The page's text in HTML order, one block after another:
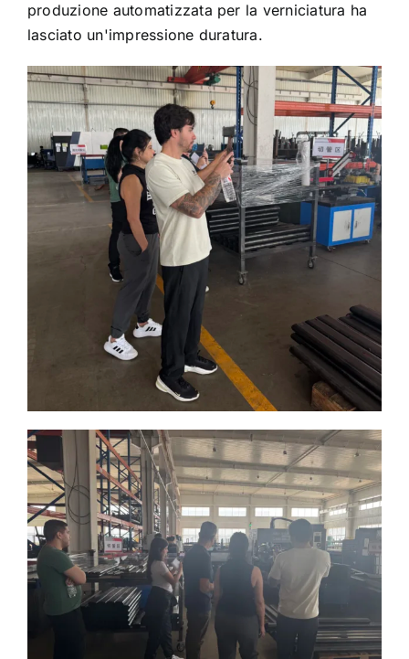
produzione automatizzata per la verniciatura ha
lasciato un'impressione duratura.